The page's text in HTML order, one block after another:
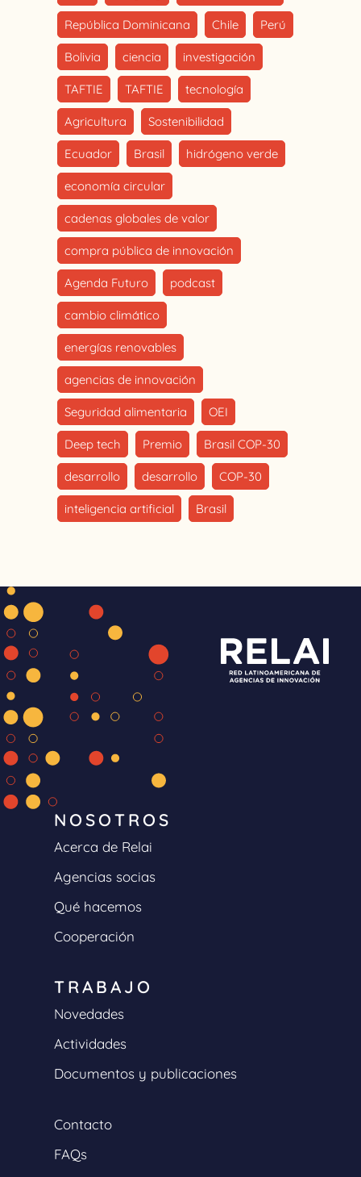
República Dominicana Chile Perú
Bolivia ciencia investigación
TAFTIE TAFTIE tecnología
Agricultura Sostenibilidad
Ecuador Brasil hidrógeno verde
economía circular
cadenas globales de valor
compra pública de innovación
Agenda Futuro podcast
cambio climático
energías renovables
agencias de innovación
Seguridad alimentaria OEI
Deep tech Premio Brasil COP-30
desarrollo desarrollo COP-30
inteligencia artificial Brasil
NOSOTROS
Acerca de Relai
Agencias socias
Qué hacemos
Cooperación
TRABAJO
Novedades
Actividades
Documentos y publicaciones
Contacto
FAQs